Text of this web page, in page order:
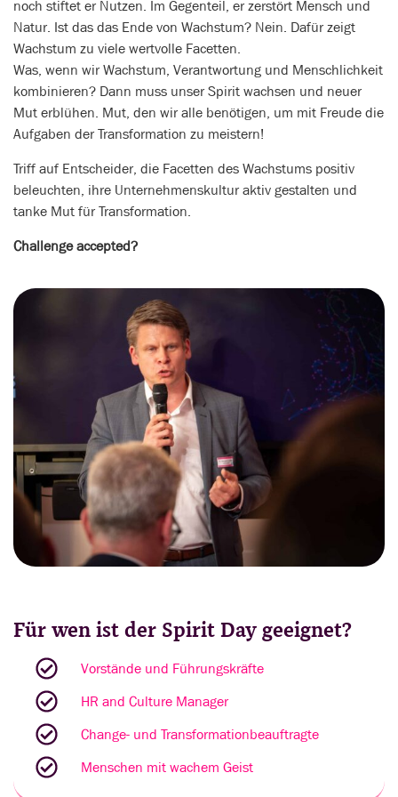
noch stiftet er Nutzen. Im Gegenteil, er zerstört Mensch und
Natur. Ist das das Ende von Wachstum? Nein. Dafür zeigt
Wachstum zu viele wertvolle Facetten.
Was, wenn wir Wachstum, Verantwortung und Menschlichkeit
kombinieren? Dann muss unser Spirit wachsen und neuer
Mut erblühen. Mut, den wir alle benötigen, um mit Freude die
Aufgaben der Transformation zu meistern!
Triff auf Entscheider, die Facetten des Wachstums positiv
beleuchten, ihre Unternehmenskultur aktiv gestalten und
tanke Mut für Transformation.
Challenge accepted?
Für wen ist der Spirit Day geeignet?
Vorstände und Führungskräfte
HR and Culture Manager
Change- und Transformationbeauftragte
Menschen mit wachem Geist